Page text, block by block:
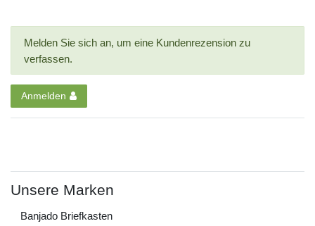
Melden Sie sich an, um eine Kundenrezension zu
verfassen.
Anmelden
Unsere Marken
Banjado Briefkasten